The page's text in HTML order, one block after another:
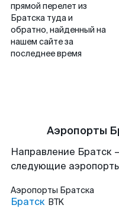
прямой перелет из
Братска туда и
обратно, найденный на
нашем сайте за
последнее время
Аэропорты
Направление
следующие
Аэропорты Братска
Братск BTK